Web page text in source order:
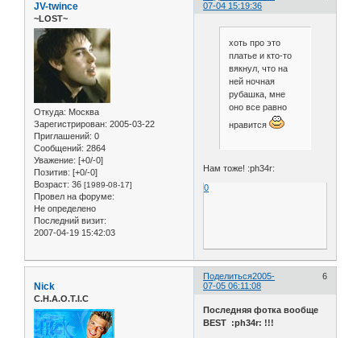
07-04 15:19:36
JV-twince
~LOST~
Откуда: Москва
Зарегистрирован: 2005-03-22
Приглашений: 0
Сообщений: 2864
Уважение: [+0/-0]
Позитив: [+0/-0]
Возраст: 36 [1989-08-17]
Провел на форуме:
Не определено
Последний визит:
2007-04-19 15:42:03
хоть про это
платье и кто-то
вякнул, что на
ней ночная
рубашка, мне
оно все равно
нравится
Нам тоже! :ph34r:
0
Поделиться 6
2005-
07-05 06:11:08
Nick
C.H.A.O.T.I.C
Последняя фотка вообще
BEST :ph34r: !!!